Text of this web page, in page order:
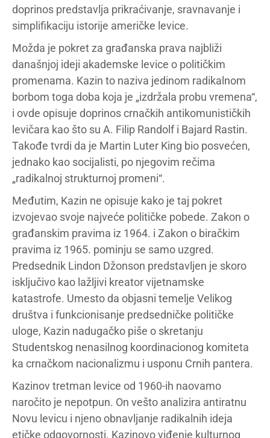
doprinos predstavlja prikraćivanje, sravnavanje i
simplifikaciju istorije američke levice.
Možda je pokret za građanska prava najbliži
današnjoj ideji akademske levice o političkim
promenama. Kazin to naziva jedinom radikalnom
borbom toga doba koja je „izdržala probu vremena“,
i ovde opisuje doprinos crnačkih antikomunističkih
levičara kao što su A. Filip Randolf i Bajard Rastin.
Takođe tvrdi da je Martin Luter King bio posvećen,
jednako kao socijalisti, po njegovim rečima
„radikalnoj strukturnoj promeni“.
Međutim, Kazin ne opisuje kako je taj pokret
izvojevao svoje najveće političke pobede. Zakon o
građanskim pravima iz 1964. i Zakon o biračkim
pravima iz 1965. pominju se samo uzgred.
Predsednik Lindon Džonson predstavljen je skoro
isključivo kao lažljivi kreator vijetnamske
katastrofe. Umesto da objasni temelje Velikog
društva i funkcionisanje predsedničke političke
uloge, Kazin nadugačko piše o skretanju
Studentskog nenasilnog koordinacionog komiteta
ka crnačkom nacionalizmu i usponu Crnih pantera.
Kazinov tretman levice od 1960-ih naovamo
naročito je nepotpun. On vešto analizira antiratnu
Novu levicu i njeno obnavljanje radikalnih ideja
etičke odgovornosti. Kazinovo viđenje kulturnog